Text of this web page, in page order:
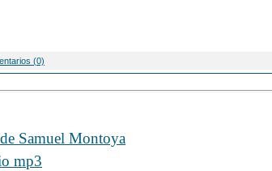
(0)
Samuel Montoya
mp3